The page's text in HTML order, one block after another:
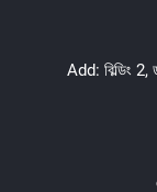
Add: বিল্ডিং 2,